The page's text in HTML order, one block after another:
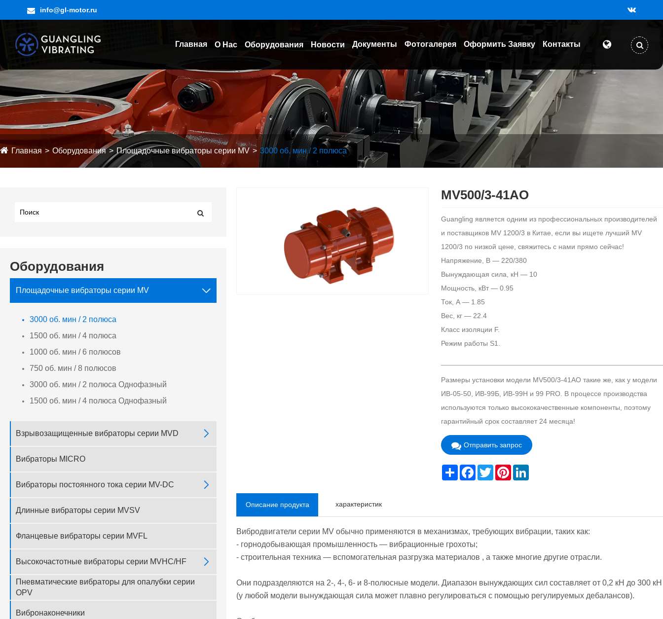
info@gl-motor.ru
Главная О Нас Оборудования Новости Документы Фотогалерея Оформить Заявку Контакты
Главная Оборудования Площадочные вибраторы серии MV 3000 об. мин / 2 полюса
Оборудования
Площадочные вибраторы серии MV 
3000 об. мин / 2 полюса
1500 об. мин / 4 полюса
1000 об. мин / 6 полюсов
750 об. мин / 8 полюсов
3000 об. мин / 2 полюса Однофазный
1500 об. мин / 4 полюса Однофазный
Взрывозащищенные вибраторы серии MVD 
Вибраторы MICRO
Вибраторы постоянного тока серии MV-DC 
Длинные вибраторы серии MVSV
Фланцевые вибраторы серии MVFL
Высокочастотные вибраторы серии MVHC/HF 
Пневматические вибраторы для опалубки серии
OPV
Вибронаконечники
MV500/3-41AO
Guangling является одним из профессиональных производителей
и поставщиков MV 1200/3 в Китае, если вы ищете лучший MV
1200/3 по низкой цене, свяжитесь с нами прямо сейчас!
Напряжение, В — 220/380
Вынуждающая сила, кН — 10
Мощность, кВт — 0.95
Ток, А — 1.85
Вес, кг — 22.4
Класс изоляции F.
Режим работы S1.
Размеры установки модели MV500/3-41AO такие же, как у модели
ИВ-05-50, ИВ-99Б, ИВ-99Н и 99 PRO. В процессе производства
используются только высококачественные компоненты, поэтому
гарантийный срок составляет 24 месяца!
Отправить запрос
Share Facebook
TwitterPinterest
Описание продукта характеристик
Вибродвигатели серии MV обычно применяются в механизмах, требующих вибрации, таких как:
- горнодобывающая промышленность — вибрационные грохоты;
- строительная техника — вспомогательная разгрузка материалов , а также многие другие отрасли.
Они подразделяются на 2-, 4-, 6- и 8-полюсные модели. Диапазон вынуждающих сил составляет от 0,2 кН до 300 кН
(у любой модели вынуждающая сила может плавно регулироваться с помощью регулируемых дебалансов).